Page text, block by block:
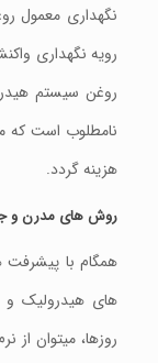
نگهداری معمول
رويه نگهداری
روغن سيستم
نامطلوب است که
هزينه گردد.
روش های مدرن و
همگام با
های هیدرولیک
روزها، ميتوان از